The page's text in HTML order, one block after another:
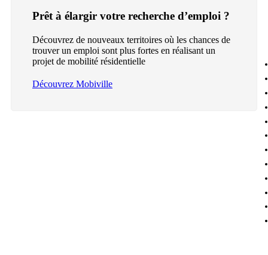
Prêt à élargir votre recherche d’emploi ?
Découvrez de nouveaux territoires où les chances de
trouver un emploi sont plus fortes en réalisant un
projet de mobilité résidentielle
Découvrez Mobiville